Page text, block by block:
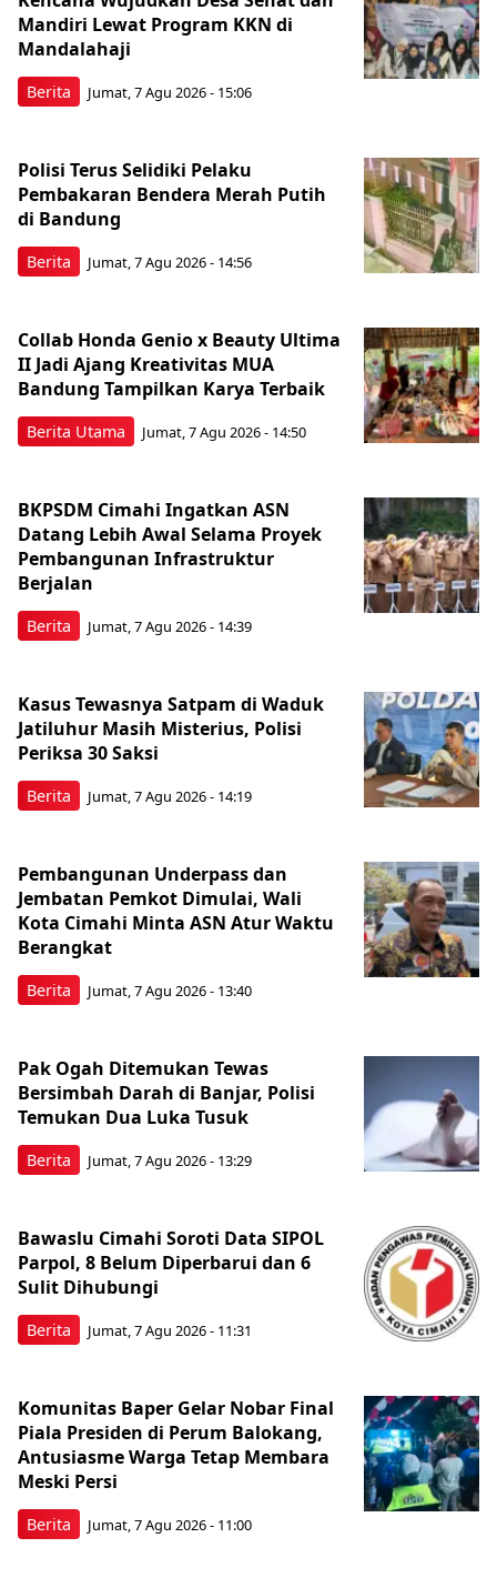
Berita
Mandiri Lewat Program KKN di
Mandalahaji
Jumat, 7 Agu 2026 - 15:06
Berita
Polisi Terus Selidiki Pelaku
Pembakaran Bendera Merah Putih
di Bandung
Jumat, 7 Agu 2026 - 14:56
Berita Utama
Collab Honda Genio x Beauty Ultima
II Jadi Ajang Kreativitas MUA
Bandung Tampilkan Karya Terbaik
Jumat, 7 Agu 2026 - 14:50
Berita
BKPSDM Cimahi Ingatkan ASN
Datang Lebih Awal Selama Proyek
Pembangunan Infrastruktur
Berjalan
Jumat, 7 Agu 2026 - 14:39
Berita
Kasus Tewasnya Satpam di Waduk
Jatiluhur Masih Misterius, Polisi
Periksa 30 Saksi
Jumat, 7 Agu 2026 - 14:19
Berita
Pembangunan Underpass dan
Jembatan Pemkot Dimulai, Wali
Kota Cimahi Minta ASN Atur Waktu
Berangkat
Jumat, 7 Agu 2026 - 13:40
Berita
Pak Ogah Ditemukan Tewas
Bersimbah Darah di Banjar, Polisi
Temukan Dua Luka Tusuk
Jumat, 7 Agu 2026 - 13:29
Berita
Bawaslu Cimahi Soroti Data SIPOL
Parpol, 8 Belum Diperbarui dan 6
Sulit Dihubungi
Jumat, 7 Agu 2026 - 11:31
Berita
Komunitas Baper Gelar Nobar Final
Piala Presiden di Perum Balokang,
Antusiasme Warga Tetap Membara
Meski Persi
Jumat, 7 Agu 2026 - 11:00